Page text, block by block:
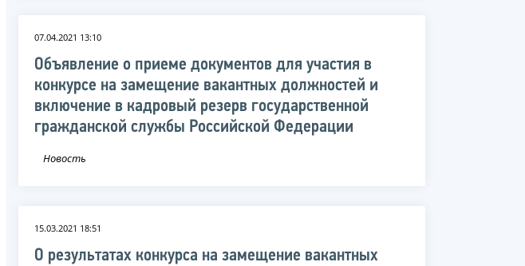
07.04.2021 13:10
Объявление о приеме документов для участия в
конкурсе на замещение вакантных должностей и
включение в кадровый резерв государственной
гражданской службы Российской Федерации
Новость
15.03.2021 18:51
О результатах конкурса на замещение вакантных